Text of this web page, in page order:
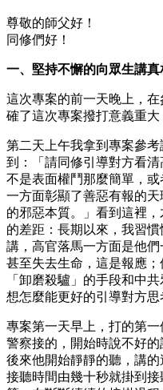
尊敬的師父好！
同修們好！
一、堅持不懈的向眾生講真
這次專案的前一天晚上，
確了這次專案撥打意義重大
第二天上午我拿到專案參
到：「請同修引導對方看
不是表面權鬥那麼簡單，
一方面彰顯了善惡有報的
的邪惡本質。」看到這裡
的差距：長期以來，我習
講，高官落馬一方面是他
甚至失去生命，這是報應
「卸磨殺驢」的手段和中
想怎麼能更好的引導對方思
專案第一天早上，打的第
警察接的，開始時說不好的
後來他開始靜靜的聽，講
接聽時間由幾十秒就掛到